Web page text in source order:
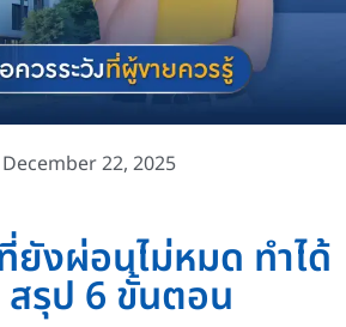
December 22, 2025
ยังผ่อนไม่หมด ทำได้
สรุป 6 ขั้นตอน